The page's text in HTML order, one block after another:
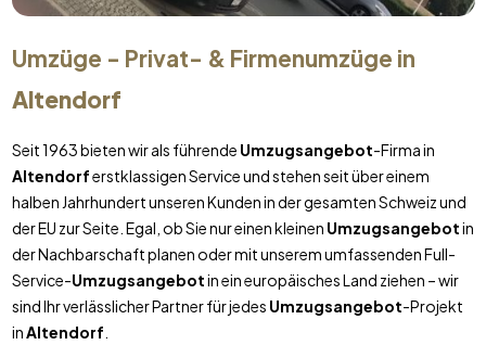
Umzüge - Privat- & Firmenumzüge in
Altendorf
Seit 1963 bieten wir als führende Umzugsangebot-Firma in
Altendorferstklassigen Service und stehen seit über einem
halben Jahrhundert unseren Kunden in der gesamten Schweiz und
der EU zur Seite. Egal, ob Sie nur einen kleinen Umzugsangebotin
der Nachbarschaft planen oder mit unserem umfassenden Full-
Service-Umzugsangebotin ein europäisches Land ziehen – wir
sind Ihr verlässlicher Partner für jedes Umzugsangebot-Projekt
inAltendorf